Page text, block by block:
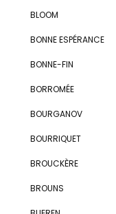
BLOOM
BONNE ESPÉRANCE
BONNE-FIN
BORROMÉE
BOURGANOV
BOURRIQUET
BROUCKÈRE
BROUNS